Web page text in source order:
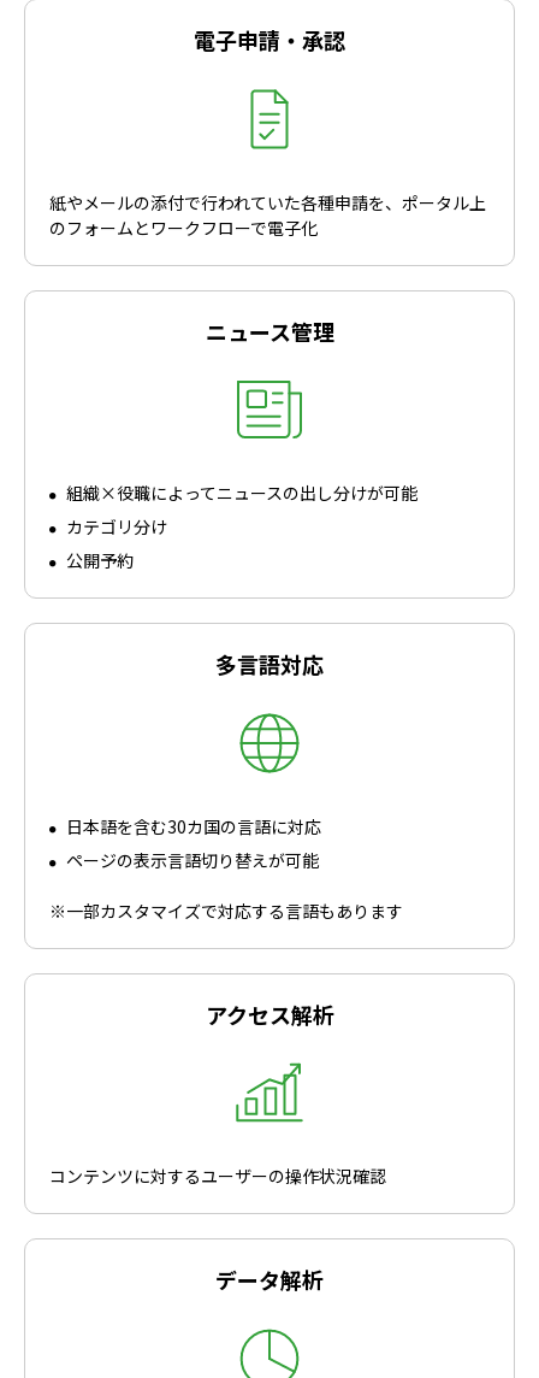
電子申請・承認
紙やメールの添付で行われていた各種申請を、ポータル上
のフォームとワークフローで電子化
ニュース管理
組織×役職によってニュースの出し分けが可能
カテゴリ分け
公開予約
多言語対応
日本語を含む30カ国の言語に対応
ページの表示言語切り替えが可能
※一部カスタマイズで対応する言語もあります
アクセス解析
コンテンツに対するユーザーの操作状況確認
データ解析